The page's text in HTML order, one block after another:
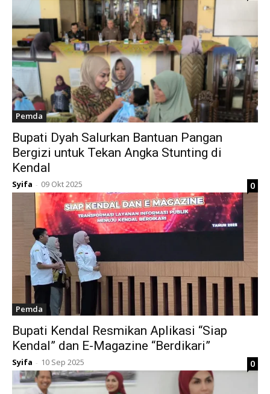
Pemda
Bupati Dyah Salurkan Bantuan Pangan
Bergizi untuk Tekan Angka Stunting di
Kendal
Syifa - 09 Okt 2025 0
Pemda
Bupati Kendal Resmikan Aplikasi “Siap
Kendal” dan E-Magazine “Berdikari”
Syifa - 10 Sep 2025 0